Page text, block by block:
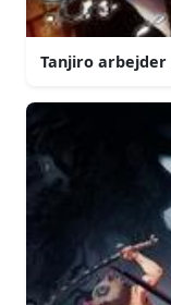
Tanjiro